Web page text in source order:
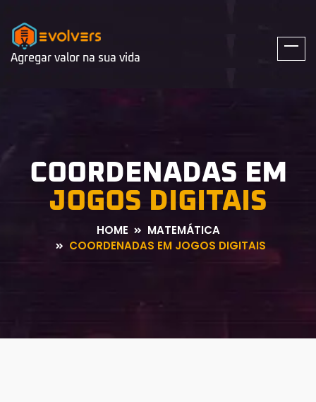
Agregar valor na sua vida
COORDENADAS EM
JOGOS DIGITAIS
HOME
MATEMÁTICA
COORDENADAS EM JOGOS DIGITAIS